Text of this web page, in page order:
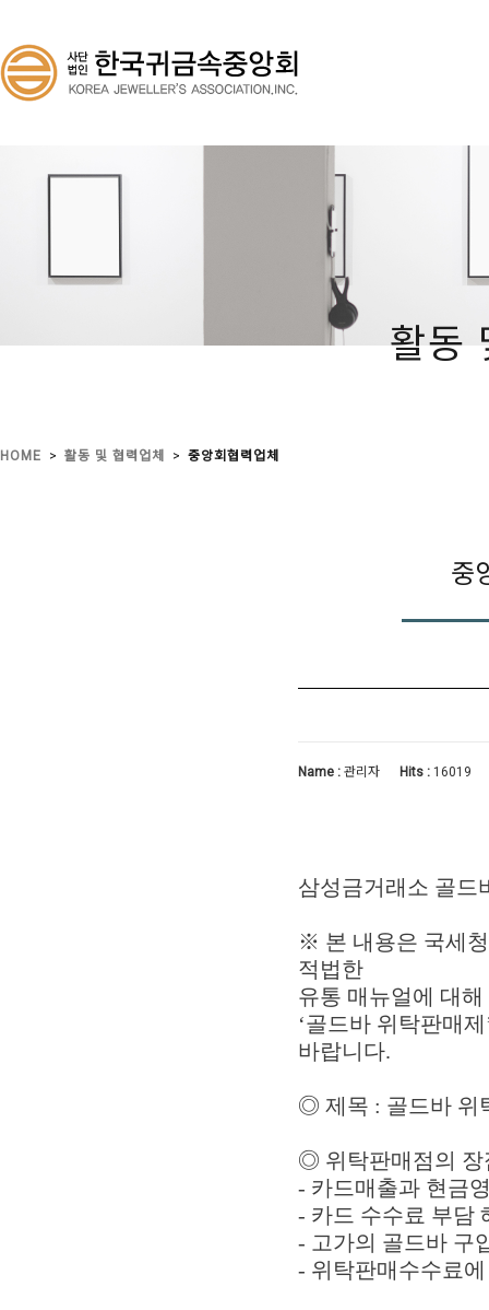
활동
HOME > 활동 및 협력업체 > 중앙회협력업체
중
Name :관리자 Hits :16019
삼성금거래소 골드
※ 본 내용은 국세
적법한
유통 매뉴얼에 대
‘골드바 위탁판매
바랍니다.
◎ 제목 : 골드바 위
◎ 위탁판매점의 장
- 카드매출과 현금
- 카드 수수료 부담
- 고가의 골드바 구
- 위탁판매수수료